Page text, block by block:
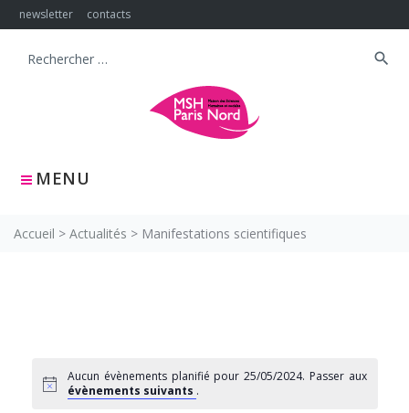
Skip
to
newsletter contacts
MENU
Search
search
Accueil > Actualités > Manifestations scientifiques
Aucun évènements planifié pour 25/05/2024. Passer aux
évènements suivants .